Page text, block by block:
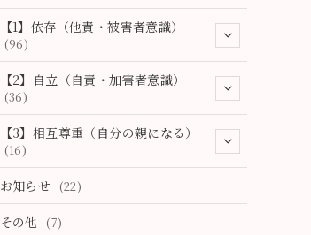
【1】依存（他責・被害者意識）
(96)
(2)
(1)
【2】自立（自責・加害者意識）
(36)
(2)
(6)
【3】相互尊重（自分の親になる）
(16)
お知らせ (22)
その他 (7)